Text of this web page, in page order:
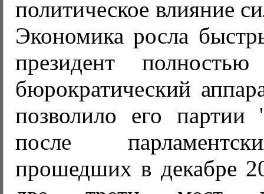
политическое влияние
Экономика росла
президент полностью
бюрократический
позволило его партии
после
прошедших в декабре